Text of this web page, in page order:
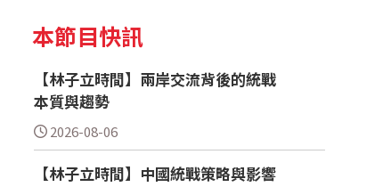
本節目快訊
【林子立時間】兩岸交流背後的統戰
本質與趨勢
2026-08-06
【林子立時間】中國統戰策略與影響